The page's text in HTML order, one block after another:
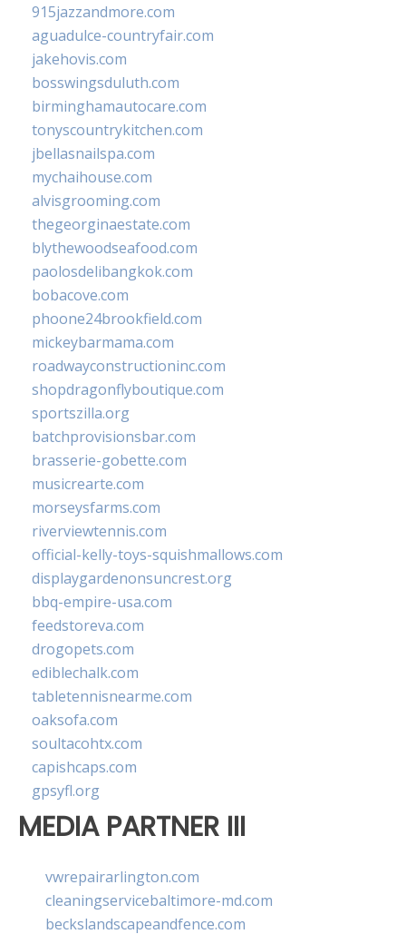
915jazzandmore.com
aguadulce-countryfair.com
jakehovis.com
bosswingsduluth.com
birminghamautocare.com
tonyscountrykitchen.com
jbellasnailspa.com
mychaihouse.com
alvisgrooming.com
thegeorginaestate.com
blythewoodseafood.com
paolosdelibangkok.com
bobacove.com
phoone24brookfield.com
mickeybarmama.com
roadwayconstructioninc.com
shopdragonflyboutique.com
sportszilla.org
batchprovisionsbar.com
brasserie-gobette.com
musicrearte.com
morseysfarms.com
riverviewtennis.com
official-kelly-toys-squishmallows.com
displaygardenonsuncrest.org
bbq-empire-usa.com
feedstoreva.com
drogopets.com
ediblechalk.com
tabletennisnearme.com
oaksofa.com
soultacohtx.com
capishcaps.com
gpsyfl.org
MEDIA PARTNER III
vwrepairarlington.com
cleaningservicebaltimore-md.com
beckslandscapeandfence.com